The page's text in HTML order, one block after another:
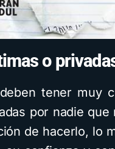
o
tener muy
por nadie
de hacerlo, lo